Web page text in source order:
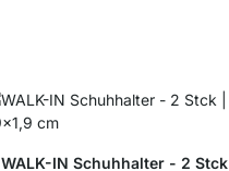
WALK-IN Schuhhalter - 2 Stck